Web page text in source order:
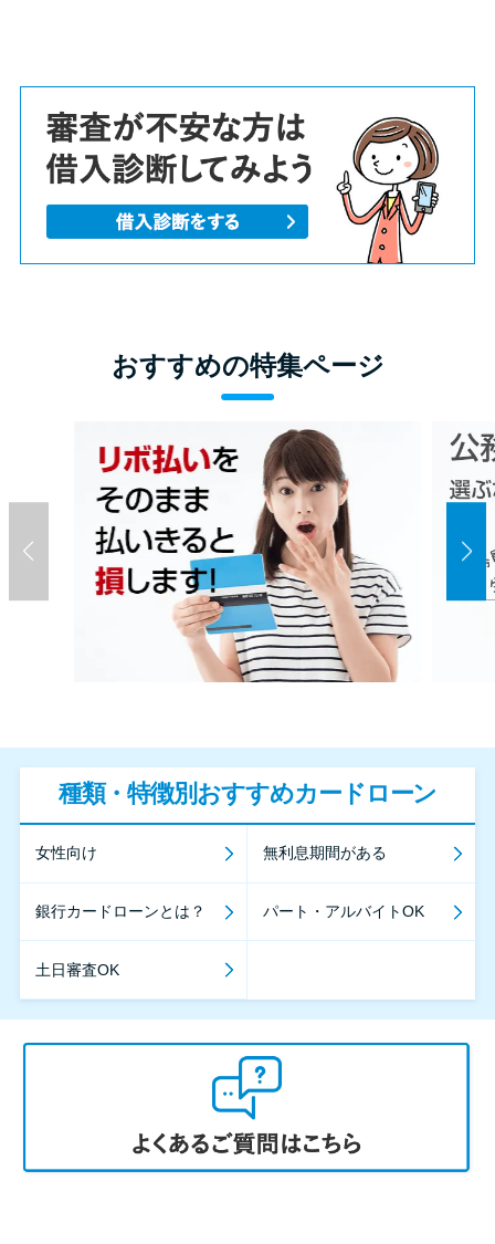
おすすめの特集ページ
種類・特徴別おすすめカードローン
女性向け 無利息期間がある
銀行カードローンとは？ パート・アルバイトOK
土日審査OK